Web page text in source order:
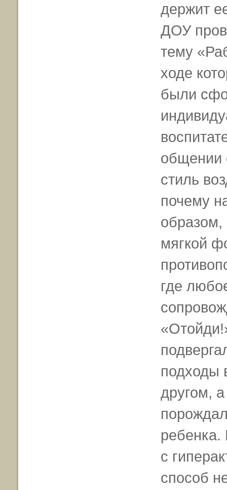
держит
ДОУ
тему
ходе
были
общении
стиль
почему
образом,
мягкой
где
подходы
другом,
ребенка.
с
способ